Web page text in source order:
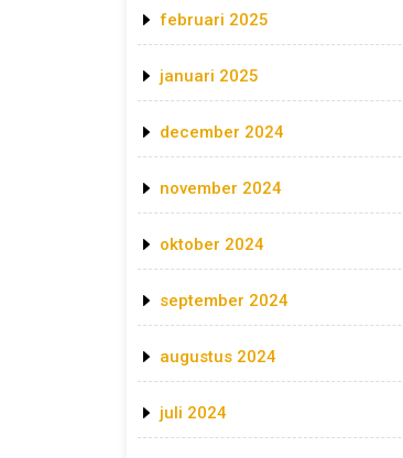
februari 2025
januari 2025
december 2024
november 2024
oktober 2024
september 2024
augustus 2024
juli 2024